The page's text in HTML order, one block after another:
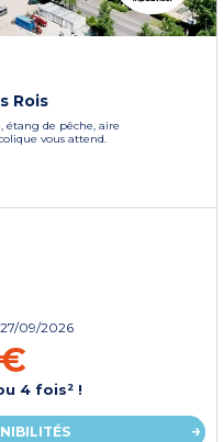
Rois
étang de pêche, aire
vous attend.
09/2026
4 fois² !